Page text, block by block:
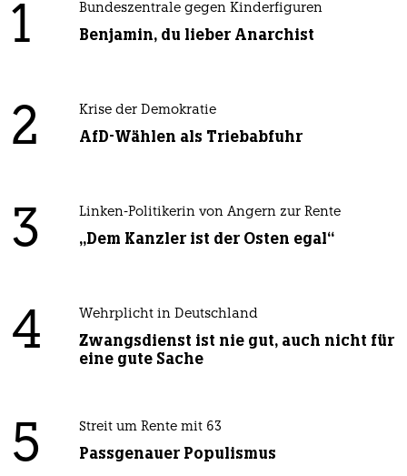
1 Bundeszentrale gegen Kinderfiguren
Benjamin, du lieber Anarchist
2 Krise der Demokratie
AfD-Wählen als Triebabfuhr
3 Linken-Politikerin von Angern zur Rente
„Dem Kanzler ist der Osten egal“
4 Wehrplicht in Deutschland
Zwangsdienst ist nie gut, auch nicht für
eine gute Sache
5 Streit um Rente mit 63
Passgenauer Populismus